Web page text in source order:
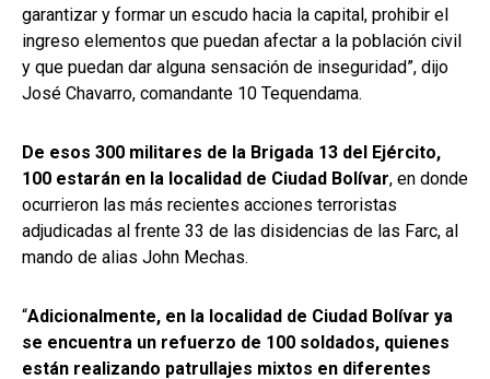
garantizar y formar un escudo hacia la capital, prohibir el
ingreso elementos que puedan afectar a la población civil
y que puedan dar alguna sensación de inseguridad”, dijo
José Chavarro, comandante 10 Tequendama.
De esos 300 militares de la Brigada 13 del Ejército,
100 estarán en la localidad de Ciudad Bolívar, en donde
ocurrieron las más recientes acciones terroristas
adjudicadas al frente 33 de las disidencias de las Farc, al
mando de alias John Mechas.
“Adicionalmente, en la localidad de Ciudad Bolívar ya
se encuentra un refuerzo de 100 soldados, quienes
están realizando patrullajes mixtos en diferentes